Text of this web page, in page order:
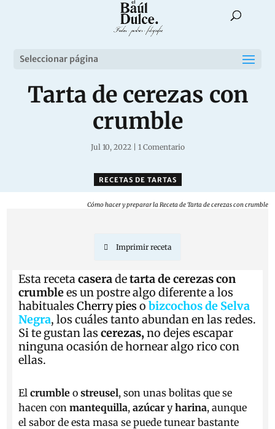
Seleccionar página
Tarta de cerezas con
crumble
Jul 10, 2022| 1 Comentario
RECETAS DE TARTAS
Cómo hacer y preparar la Receta de Tarta de cerezas con crumble
Imprimir receta
Esta recetacaseradetarta de cerezas con
crumblees un postre algo diferente a los
habitualesCherry pies obizcochos de Selva
Negra, los cuáles tanto abundan en las redes.
Si te gustan lascerezas,no dejes escapar
ninguna ocasión de hornear algo rico con
ellas.
Elcrumbleo streusel, son unas bolitas que se
hacen conmantequilla, azúcar yharina, aunque
el sabor de esta masa se puede tunear bastante